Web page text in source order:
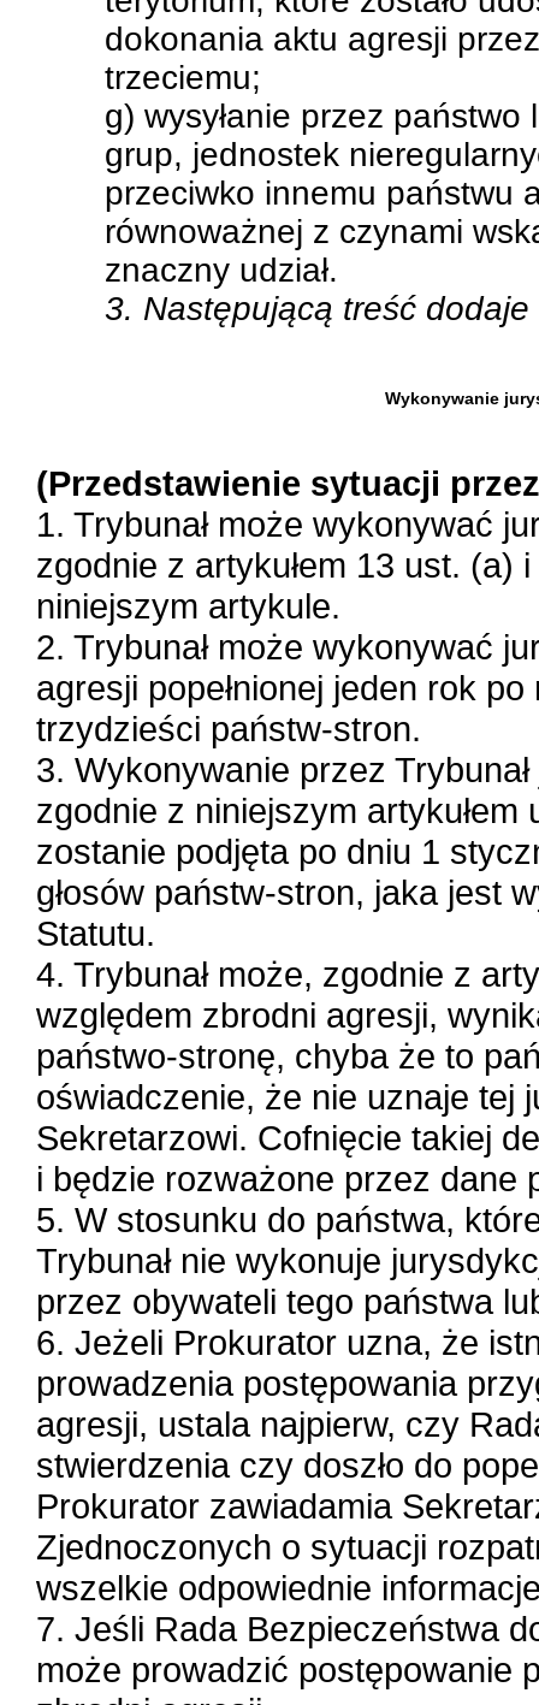
dokonania aktu agresji
trzeciemu;
g) wysyłanie przez
grup, jednostek
przeciwko innemu państwu
równoważnej z czynami
znaczny udział.
3. Następującą treść
Wykonywanie
(Przedstawienie sytuacji
1. Trybunał może wykonywać
zgodnie z artykułem 13 ust.
niniejszym artykule.
2. Trybunał może wykonywać
agresji popełnionej jeden rok
trzydzieści państw-stron.
3. Wykonywanie przez
zgodnie z niniejszym
zostanie podjęta po dniu 1
głosów państw-stron, jaka jest
Statutu.
4. Trybunał może, zgodnie z
względem zbrodni agresji,
państwo-stronę, chyba że to
oświadczenie, że nie uznaje tej
Sekretarzowi. Cofnięcie takiej
i będzie rozważone przez dane
5. W stosunku do państwa,
Trybunał nie wykonuje
przez obywateli tego państwa
6. Jeżeli Prokurator uzna, że
prowadzenia postępowania
agresji, ustala najpierw, czy
stwierdzenia czy doszło do
Prokurator zawiadamia
Zjednoczonych o sytuacji
wszelkie odpowiednie
7. Jeśli Rada Bezpieczeństwa
może prowadzić postępowanie